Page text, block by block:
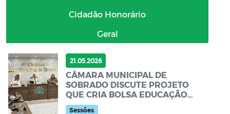
Cidadão Honorário
Geral
21.05.2026
CÂMARA MUNICIPAL DE
SOBRADO DISCUTE PROJETO
QUE CRIA BOLSA EDUCAÇÃO
PARA ESTUDANTES DA EJA
Sessões